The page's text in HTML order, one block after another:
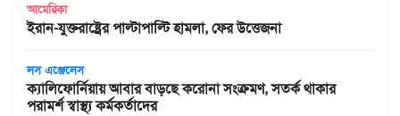
আমেরিকা
ইরান-যুক্তরাষ্ট্রের পাল্টাপাল্টি হামলা, ফের উত্তেজনা
লস এঞ্জেলেস
ক্যালিফোর্নিয়ায় আবার বাড়ছে করোনা সংক্রমণ, সতর্ক থাকার
পরামর্শ স্বাস্থ্য কর্মকর্তাদের